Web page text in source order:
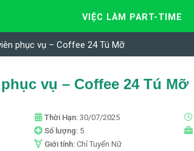
VIỆC LÀM PART-TIME
phục vụ – Coffee 24 Tú Mỡ
vụ – Coffee 24 Tú Mỡ
Thời Hạn: 30/07/2025
Số lượng: 5
Giới tính: Chỉ Tuyển Nữ